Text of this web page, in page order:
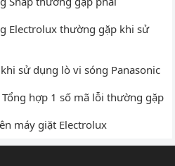
Electrolux thường gặp khi sử
sử dụng lò vi sóng Panasonic
hợp 1 số mã lỗi thường gặp
máy giặt Electrolux